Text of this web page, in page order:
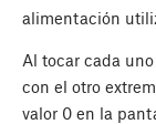
alimentación
Al tocar cada
con el otro
valor 0 en la